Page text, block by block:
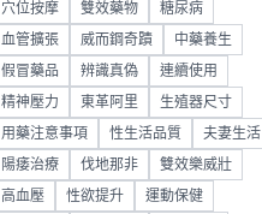
穴位按摩 雙效藥物 糖尿病
血管擴張 威而鋼奇蹟 中藥養生
假冒藥品 辨識真偽 連續使用
精神壓力 東革阿里 生殖器尺寸
用藥注意事項 性生活品質 夫妻生活
陽痿治療 伐地那非 雙效樂威壯
高血壓 性欲提升 運動保健